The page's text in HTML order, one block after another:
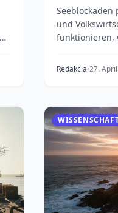
und
funktionieren,
Redakcia 27.